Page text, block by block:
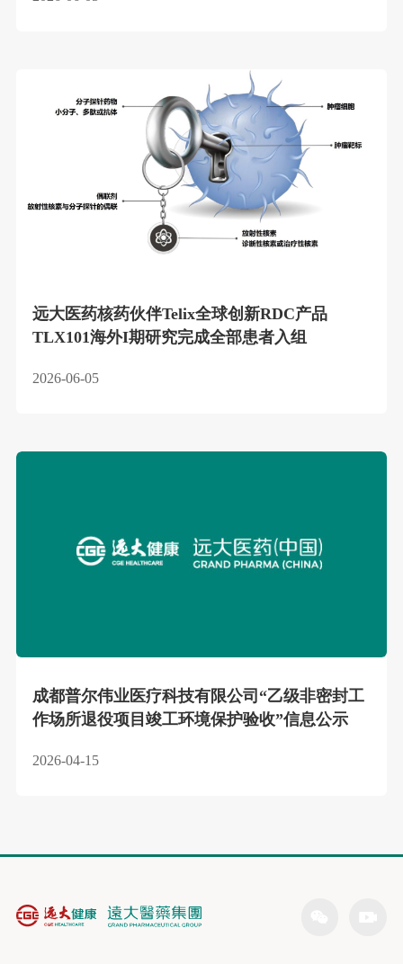
远大医药核药伙伴Telix全球创新RDC产品
TLX101海外I期研究完成全部患者入组
2026-06-05
成都普尔伟业医疗科技有限公司“乙级非密封工
作场所退役项目竣工环境保护验收”信息公示
2026-04-15